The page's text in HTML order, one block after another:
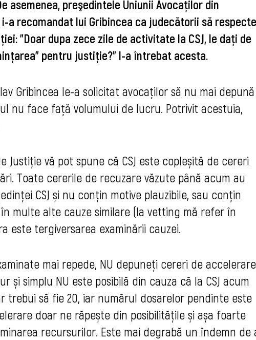
asemenea, preşedintele Uniunii Avocaţilor din
i-a recomandat lui Gribincea ca judecătorii să respecte
iei: "Doar dupa zece zile de activitate la CSJ, le daţi de
pentru justiţie?" l-a întrebat acesta.
Gribincea le-a solicitat avocaţilor să nu mai depună
nu face faţă volumului de lucru. Potrivit acestuia,
Justiție vă pot spune că CSJ este copleșită de cereri
Toate cererile de recuzare văzute până acum au
CSJ și nu conțin motive plauzibile, sau conțin
multe alte cauze similare (la vetting mă refer în
este tergiversarea examinării cauzei.
mai repede, NU depuneți cereri de
și simplu NU este posibilă din cauza că la CSJ acum
trebui să fie 20, iar numărul dosarelor pendinte este
doar ne răpește din posibilitățile și așa foarte
recursurilor. Este mai degrabă un îndemn de